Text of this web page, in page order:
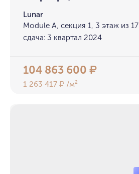
Lunar
Module A, секция 1, 3 этаж из 17
сдача: 3 квартал 2024
104 863 600₽
1 263 417₽ /м²